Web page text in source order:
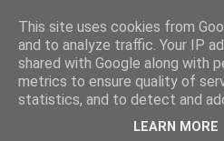
This site uses cookies from
and to analyze traffic. Your IP
shared with Google along with
metrics to ensure quality of
statistics, and to detect and
LEARN MORE